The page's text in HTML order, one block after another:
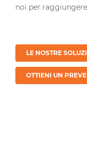
noi per
LE NOSTRE
OTTIENI UN